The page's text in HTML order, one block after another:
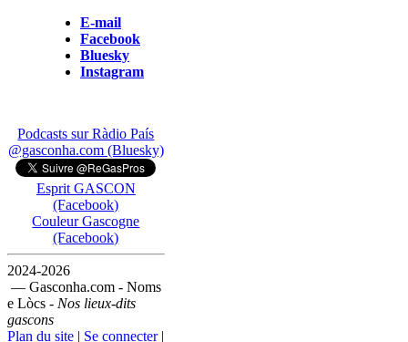
E-mail
Facebook
Bluesky
Instagram
Podcasts sur Ràdio País
@gasconha.com (Bluesky)
Esprit GASCON
(Facebook)
Couleur Gascogne
(Facebook)
2024-2026
— Gasconha.com - Noms
e Lòcs - Nos lieux-dits
gascons
Plan du site | Se connecter|